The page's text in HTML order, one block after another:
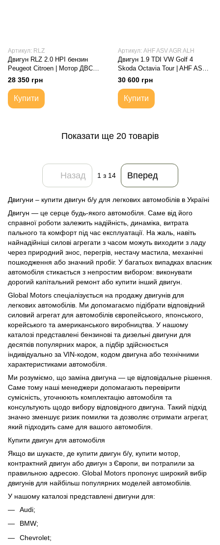
Двигуни – купити двигун б/у для легкових автомобілів в Україні
Двигун — це серце будь-якого автомобіля. Саме від його
справної роботи залежить надійність, динаміка, витрата
пального та комфорт під час експлуатації. На жаль, навіть
найнадійніші силові агрегати з часом можуть виходити з ладу
через природний знос, перегрів, нестачу мастила, механічні
пошкодження або значний пробіг. У багатьох випадках власник
автомобіля стикається з непростим вибором: виконувати
дорогий капітальний ремонт або купити інший двигун.
Global Motors спеціалізується на продажу двигунів для
легкових автомобілів. Ми допомагаємо підібрати відповідний
силовий агрегат для автомобілів європейського, японського,
корейського та американського виробництва. У нашому
каталозі представлені бензинові та дизельні двигуни для
десятків популярних марок, а підбір здійснюється
індивідуально за VIN-кодом, кодом двигуна або технічними
характеристиками автомобіля.
Ми розуміємо, що заміна двигуна — це відповідальне рішення.
Саме тому наші менеджери допомагають перевірити
сумісність, уточнюють комплектацію автомобіля та
консультують щодо вибору відповідного двигуна. Такий підхід
значно зменшує ризик помилки та дозволяє отримати агрегат,
який підходить саме для вашого автомобіля.
Купити двигун для автомобіля
Якщо ви шукаєте, де купити двигун б/у, купити мотор,
контрактний двигун або двигун з Європи, ви потрапили за
правильною адресою. Global Motors пропонує широкий вибір
двигунів для найбільш популярних моделей автомобілів.
У нашому каталозі представлені двигуни для:
Audi;
BMW;
Chevrolet;
Артикул: RLZ
Двигун RLZ 2.0 HPI бензин
Peugeot Citroen | Мотор ДВС
Двигатель
28 350 грн
Купити
Артикул: AHF ASV AGR ALH
Двигун 1.9 TDI VW Golf 4
Skoda Octavia Tour | AHF ASV
AGR ALH Мотор ДВС
Двигатель
30 600 грн
Купити
Показати ще 20 товарів
Назад 1 з 14 Вперед